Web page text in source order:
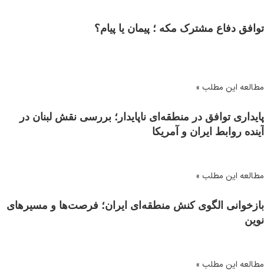
توافق دفاع مشترک مکه ؛ پیمان یا پیام؟
مطالعه این مطلب »
پایداری توافق در منطقه‌ای ناپایدار؛ بررسی نقش لبنان در
آینده روابط ایران و آمریکا
مطالعه این مطلب »
بازخوانی الگوی کنش منطقه‌ای ایران؛ فرصت‌ها و مسیرهای
نوین
مطالعه این مطلب »